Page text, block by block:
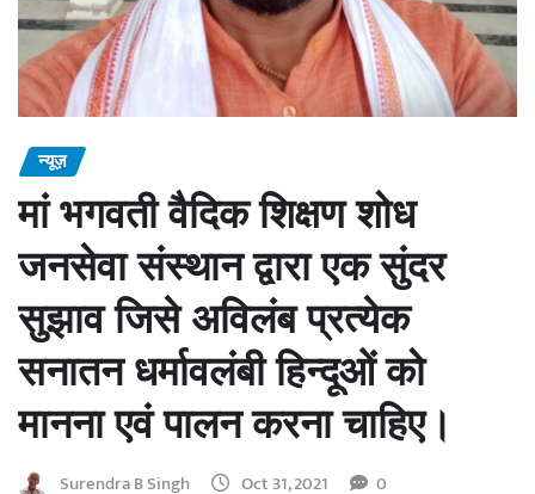
न्यूज़
मां भगवती वैदिक शिक्षण शोध
जनसेवा संस्थान द्वारा एक सुंदर
सुझाव जिसे अविलंब प्रत्येक
सनातन धर्मावलंबी हिन्दूओं को
मानना एवं पालन करना चाहिए।
Surendra B Singh Oct 31, 2021 0